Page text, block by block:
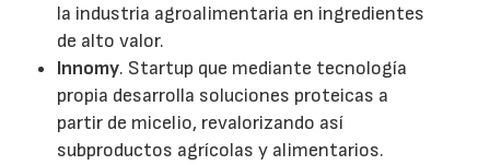
la industria agroalimentaria en ingredientes
de alto valor.
Innomy. Startup que mediante tecnología
propia desarrolla soluciones proteicas a
partir de micelio, revalorizando así
subproductos agrícolas y alimentarios.